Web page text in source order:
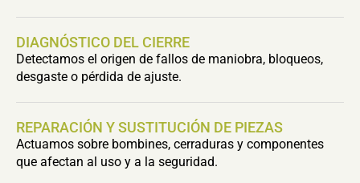
DIAGNÓSTICO DEL CIERRE
Detectamos el origen de fallos de maniobra, bloqueos,
desgaste o pérdida de ajuste.
REPARACIÓN Y SUSTITUCIÓN DE PIEZAS
Actuamos sobre bombines, cerraduras y componentes
que afectan al uso y a la seguridad.